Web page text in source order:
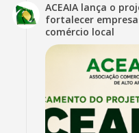
ACEAIA lança o
fortalecer
comércio local